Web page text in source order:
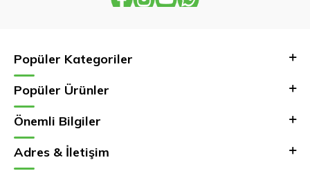
Popüler Kategoriler
Popüler Ürünler
Önemli Bilgiler
Adres & İletişim